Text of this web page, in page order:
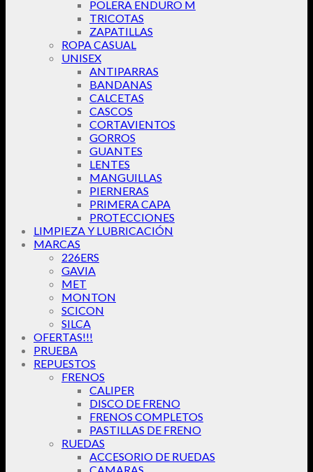
POLERA ENDURO M
TRICOTAS
ZAPATILLAS
ROPA CASUAL
UNISEX
ANTIPARRAS
BANDANAS
CALCETAS
CASCOS
CORTAVIENTOS
GORROS
GUANTES
LENTES
MANGUILLAS
PIERNERAS
PRIMERA CAPA
PROTECCIONES
LIMPIEZA Y LUBRICACIÓN
MARCAS
226ERS
GAVIA
MET
MONTON
SCICON
SILCA
OFERTAS!!!
PRUEBA
REPUESTOS
FRENOS
CALIPER
DISCO DE FRENO
FRENOS COMPLETOS
PASTILLAS DE FRENO
RUEDAS
ACCESORIO DE RUEDAS